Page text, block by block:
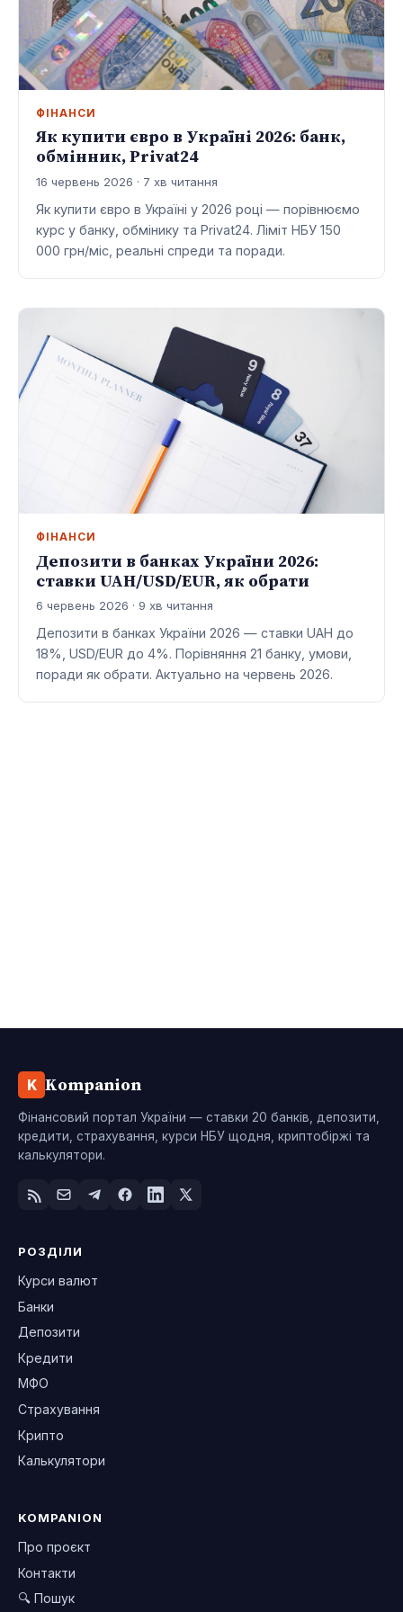
ФІНАНСИ
Як купити євро в Україні 2026: банк,
обмінник, Privat24
16 червень 2026 · 7 хв читання
Як купити євро в Україні у 2026 році — порівнюємо
курс у банку, обмінику та Privat24. Ліміт НБУ 150
000 грн/міс, реальні спреди та поради.
ФІНАНСИ
Депозити в банках України 2026:
ставки UAH/USD/EUR, як обрати
6 червень 2026 · 9 хв читання
Депозити в банках України 2026 — ставки UAH до
18%, USD/EUR до 4%. Порівняння 21 банку, умови,
поради як обрати. Актуально на червень 2026.
K Kompanion
Фінансовий портал України — ставки 20 банків, депозити,
кредити, страхування, курси НБУ щодня, криптобіржі та
калькулятори.
РОЗДІЛИ
Курси валют
Банки
Депозити
Кредити
МФО
Страхування
Крипто
Калькулятори
KOMPANION
Про проєкт
Контакти
🔍 Пошук